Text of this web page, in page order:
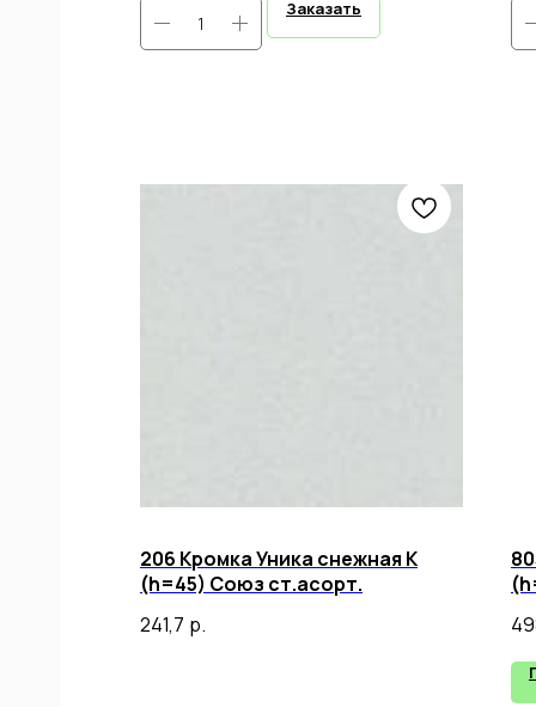
Заказать
206 Кромка Уника снежная К
(h=45) Союз ст.асорт.
241,7 р.